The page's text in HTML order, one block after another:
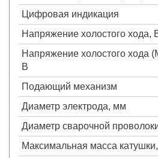
Цифровая индикация
Напряжение холостого хода,
Напряжение холостого хода
В
Подающий механизм
Диаметр электрода, мм
Диаметр сварочной
Максимальная масса катушки,